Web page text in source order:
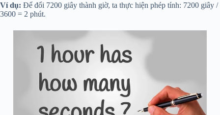
Ví dụ: Để đổi 7200 giây thành giờ, ta thực hiện phép tính: 7200 giây /
3600 = 2 phút.